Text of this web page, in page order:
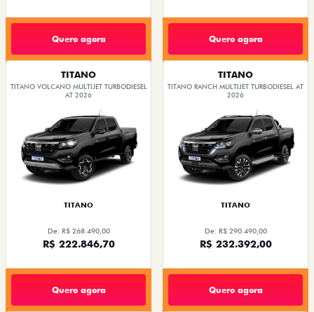
Quero agora Quero agora
TITANO
TITANO VOLCANO MULTIJET TURBODIESEL
AT 2026
TITANO
De: R$ 268.490,00
R$ 222.846,70
Quero agora
TITANO
TITANO RANCH MULTIJET TURBODIESEL AT
2026
TITANO
De: R$ 290.490,00
R$ 232.392,00
Quero agora